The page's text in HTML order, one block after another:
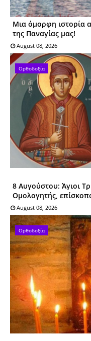
Μια όμορφη ιστορία
της Παναγίας μας!
August 08, 2026
Ορθοδοξία
8 Αυγούστου: Άγιοι
Ομολογητής,
August 08, 2026
Ορθοδοξία